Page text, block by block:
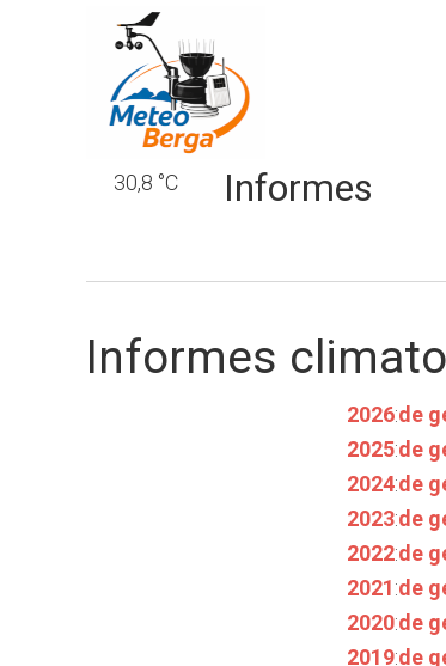
30,8 °C Informes
Informes
2026:de
2025:de
2024:de
2023:de
2022:de
2021:de
2020:de
2019:de